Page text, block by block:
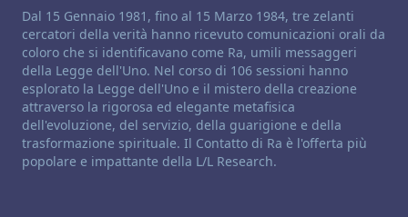
Disclaimer di canalizzazione:
Dal 15 Gennaio 1981, fino al 15 Marzo 1984, tre zelanti
cercatori della verità hanno ricevuto comunicazioni orali da
coloro che si identificavano come Ra, umili messaggeri
della Legge dell'Uno. Nel corso di 106 sessioni hanno
esplorato la Legge dell'Uno e il mistero della creazione
attraverso la rigorosa ed elegante metafisica
dell'evoluzione, del servizio, della guarigione e della
trasformazione spirituale. Il Contatto di Ra è l'offerta più
popolare e impattante della L/L Research.